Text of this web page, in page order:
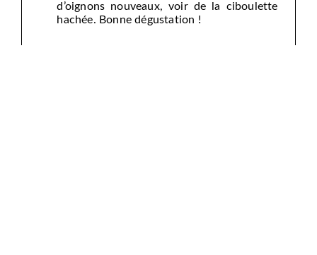
d’oignons nouveaux, voir de la ciboulette
hachée. Bonne dégustation !